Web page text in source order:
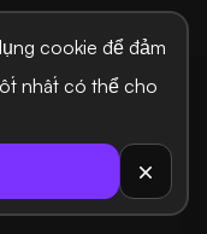
cookie để đảm
nhất có thể cho